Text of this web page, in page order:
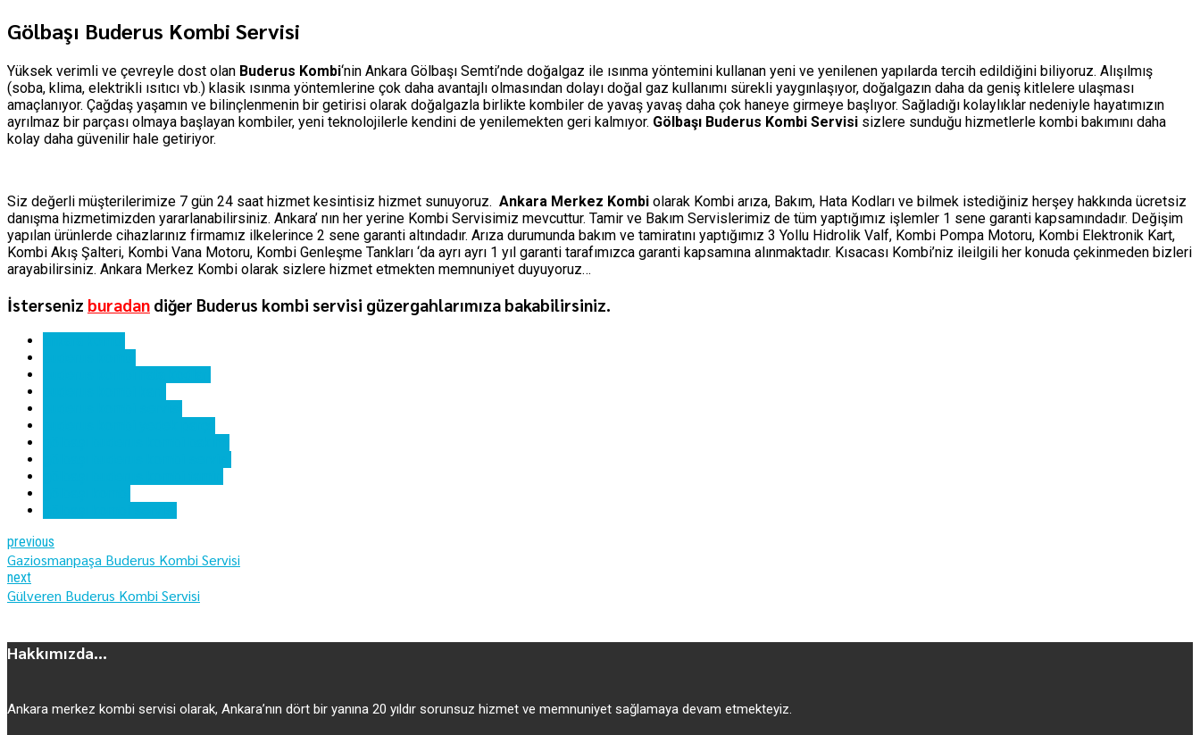
Gölbaşı Buderus Kombi Servisi
Yüksek verimli ve çevreyle dost olan Buderus Kombi‘nin Ankara Gölbaşı Semti’nde doğalgaz ile ısınma yöntemini kullanan yeni ve yenilenen yapılarda tercih edildiğini biliyoruz. Alışılmış
(soba, klima, elektrikli ısıtıcı vb.) klasik ısınma yöntemlerine çok daha avantajlı olmasından dolayı doğal gaz kullanımı sürekli yaygınlaşıyor, doğalgazın daha da geniş kitlelere ulaşması
amaçlanıyor. Çağdaş yaşamın ve bilinçlenmenin bir getirisi olarak doğalgazla birlikte kombiler de yavaş yavaş daha çok haneye girmeye başlıyor. Sağladığı kolaylıklar nedeniyle hayatımızın
ayrılmaz bir parçası olmaya başlayan kombiler, yeni teknolojilerle kendini de yenilemekten geri kalmıyor. Gölbaşı Buderus Kombi Servisi sizlere sunduğu hizmetlerle kombi bakımını daha
kolay daha güvenilir hale getiriyor.
Siz değerli müşterilerimize 7 gün 24 saat hizmet kesintisiz hizmet sunuyoruz. Ankara Merkez Kombi olarak Kombi arıza, Bakım, Hata Kodları ve bilmek istediğiniz herşey hakkında ücretsiz
danışma hizmetimizden yararlanabilirsiniz. Ankara’ nın her yerine Kombi Servisimiz mevcuttur. Tamir ve Bakım Servislerimiz de tüm yaptığımız işlemler 1 sene garanti kapsamındadır. Değişim
yapılan ürünlerde cihazlarınız firmamız ilkelerince 2 sene garanti altındadır. Arıza durumunda bakım ve tamiratını yaptığımız 3 Yollu Hidrolik Valf, Kombi Pompa Motoru, Kombi Elektronik Kart,
Kombi Akış Şalteri, Kombi Vana Motoru, Kombi Genleşme Tankları ‘da ayrı ayrı 1 yıl garanti tarafımızca garanti kapsamına alınmaktadır. Kısacası Kombi’niz ileilgili her konuda çekinmeden bizleri
arayabilirsiniz. Ankara Merkez Kombi olarak sizlere hizmet etmekten memnuniyet duyuyoruz…
İsterseniz buradan diğer Buderus kombi servisi güzergahlarımıza bakabilirsiniz.
previous
Gaziosmanpaşa Buderus Kombi Servisi
next
Gülveren Buderus Kombi Servisi
Hakkımızda...
Ankara merkez kombi servisi olarak, Ankara’nın dört bir yanına 20 yıldır sorunsuz hizmet ve memnuniyet sağlamaya devam etmekteyiz.